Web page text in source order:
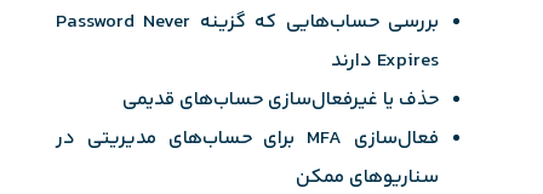
بررسی حساب‌هایی که گزینه Password Never
Expires دارند
حذف یا غیرفعال‌سازی حساب‌های قدیمی
فعال‌سازی MFA برای حساب‌های مدیریتی در
سناریوهای ممکن